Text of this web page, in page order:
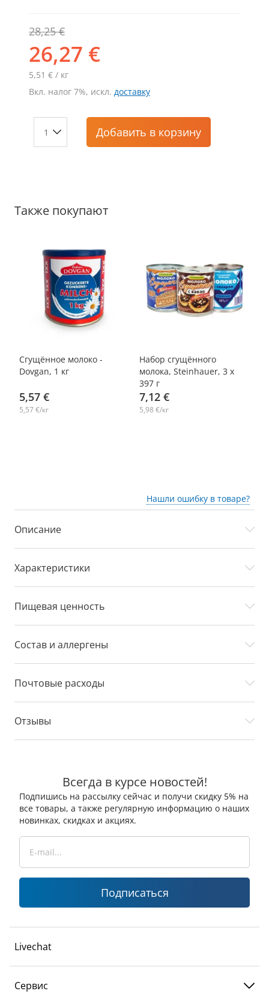
28,25 €
26,27 €
5,51 € / кг
Вкл. налог 7%, искл. доставку
Добавить в корзину
Также покупают
Cгущённое молоко -
Dovgan, 1 кг
5,57 €
5,57 €/кг
-7%
Набор сгущённого
молока, Steinhauer, 3 х
397 г
7,12 €
5,98 €/кг
Нашли ошибку в товаре?
Описание
Характеристики
Пищевая ценность
Состав и аллергены
Почтовые расходы
Отзывы
Всегда в курсе новостей!
Подпишись на рассылку сейчас и получи скидку 5% на
все товары, а также регулярную информацию о наших
новинках, скидках и акциях.
Подписаться
Livechat
Сервис